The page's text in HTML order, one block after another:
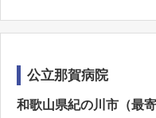
公立那賀病院
和歌山県紀の川市（最